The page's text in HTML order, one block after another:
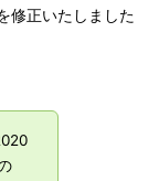
修正いたしました